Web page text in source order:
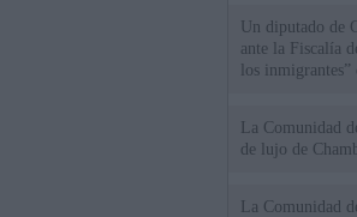
Un diputado de
ante la Fiscalía
los inmigrantes”
La Comunidad
de lujo de
La Comunidad